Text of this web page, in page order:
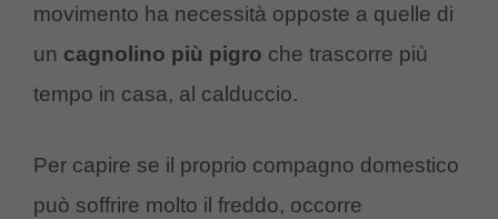
movimento ha necessità opposte a quelle di
un cagnolino più pigro che trascorre più
tempo in casa, al calduccio.
Per capire se il proprio compagno domestico
può soffrire molto il freddo, occorre